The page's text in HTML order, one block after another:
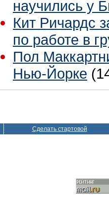
научились у
Кит Ричардс
по работе в
Пол
Нью-Йорке
Сделать стартовой